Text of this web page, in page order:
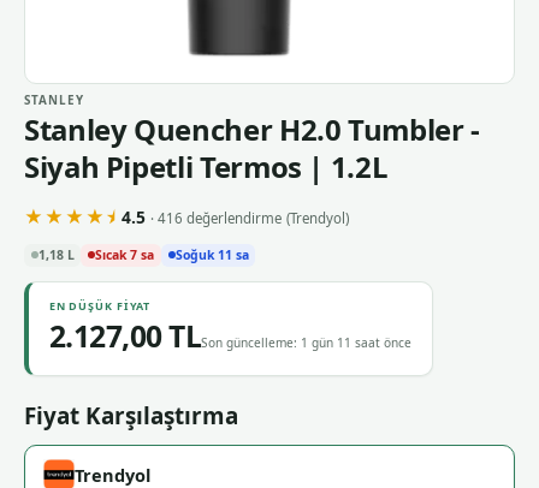
STANLEY
Stanley Quencher H2.0 Tumbler -
Siyah Pipetli Termos | 1.2L
★★★★⯨ 4.5 · 416 değerlendirme (Trendyol)
1,18 L Sıcak 7 sa Soğuk 11 sa
EN DÜŞÜK FIYAT
2.127,00 TLSon güncelleme: 1 gün 11 saat önce
Fiyat Karşılaştırma
Trendyol